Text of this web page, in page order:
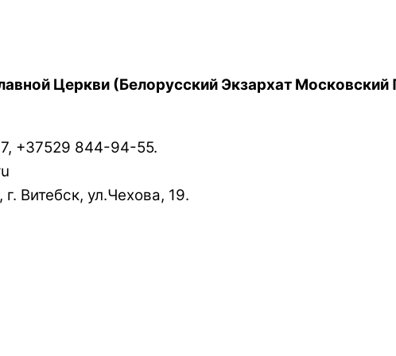
Церкви (Белорусский Экзархат Московский
+37529 844-94-55.
Витебск, ул.Чехова, 19.